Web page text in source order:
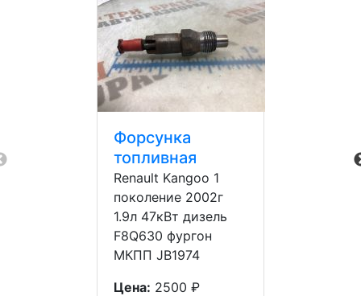
Форсунка
топливная
Renault Kangoo 1
поколение 2002г
1.9л 47кВт дизель
F8Q630 фургон
МКПП JB1974
Цена: 2500 ₽